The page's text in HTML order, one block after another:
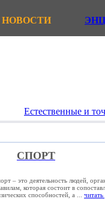
НОВОСТИ
Естественные и
СПОРТ
– это деятельность людей,
которая состоит в
способностей, а ... читать